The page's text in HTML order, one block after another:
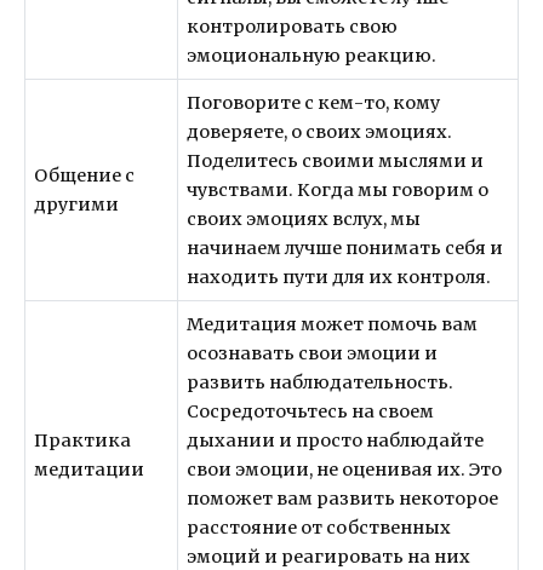
контролировать свою
эмоциональную реакцию.
Общение с
другими
Поговорите с кем-то, кому
доверяете, о своих эмоциях.
Поделитесь своими мыслями и
чувствами. Когда мы говорим о
своих эмоциях вслух, мы
начинаем лучше понимать себя и
находить пути для их контроля.
Практика
медитации
Медитация может помочь вам
осознавать свои эмоции и
развить наблюдательность.
Сосредоточьтесь на своем
дыхании и просто наблюдайте
свои эмоции, не оценивая их. Это
поможет вам развить некоторое
расстояние от собственных
эмоций и реагировать на них